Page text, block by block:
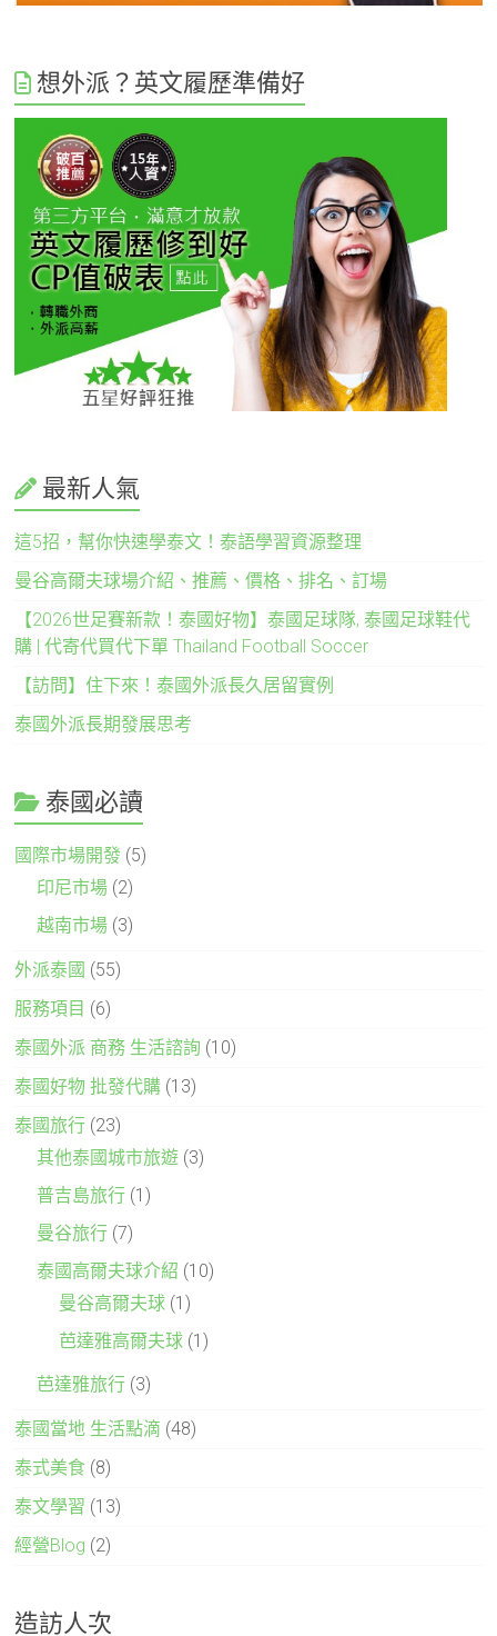
想外派？英文履歷準備好
最新人氣
這5招，幫你快速學泰文！泰語學習資源整理
曼谷高爾夫球場介紹、推薦、價格、排名、訂場
【2026世足賽新款！泰國好物】泰國足球隊, 泰國足球鞋代
購 | 代寄代買代下單 Thailand Football Soccer
【訪問】住下來！泰國外派長久居留實例
泰國外派長期發展思考
泰國必讀
國際市場開發 (5)
印尼市場 (2)
越南市場 (3)
外派泰國 (55)
服務項目 (6)
泰國外派 商務 生活諮詢 (10)
泰國好物 批發代購 (13)
泰國旅行 (23)
其他泰國城市旅遊 (3)
普吉島旅行 (1)
曼谷旅行 (7)
泰國高爾夫球介紹 (10)
曼谷高爾夫球 (1)
芭達雅高爾夫球 (1)
芭達雅旅行 (3)
泰國當地 生活點滴 (48)
泰式美食 (8)
泰文學習 (13)
經營Blog (2)
造訪人次